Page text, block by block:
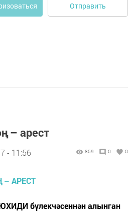
Отправить
– арест
- 11:56 859 0 0
бүлекчәсеннән алынган